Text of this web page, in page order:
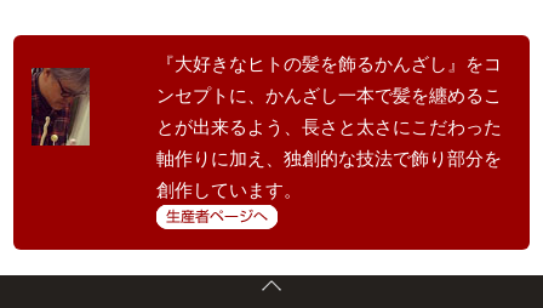
『大好きなヒトの髪を飾るかんざし』をコ
ンセプトに、かんざし一本で髪を纏めるこ
とが出来るよう、長さと太さにこだわった
軸作りに加え、独創的な技法で飾り部分を
創作しています。